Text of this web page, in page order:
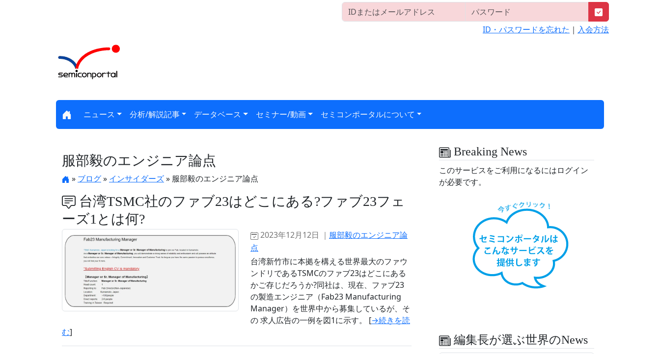
ID・パスワードを忘れた ｜ 入会方法
ニュース 分析/解説記事 データベース セミナー/動画 セミコンポータルについて
服部毅のエンジニア論点
» ブログ» インサイダーズ» 服部毅のエンジニア論点
台湾TSMC社のファブ23はどこにある?ファブ23フェ
ーズ1とは何?
2023年12月12日 ｜ 服部毅のエンジニア論
点
台湾新竹市に本拠を構える世界最大のファウ
ンドリであるTSMCのファブ23はどこにある
かご存じだろうか?同社は、現在、ファブ23
の製造エンジニア（Fab23 Manufacturing
Manager）を世界中から募集しているが、そ
の 求人広告の一例を図1に示す。 [→続きを読
む]
Breaking News
このサービスをご利用になるにはログイン
が必要です。
編集長が選ぶ世界のNews